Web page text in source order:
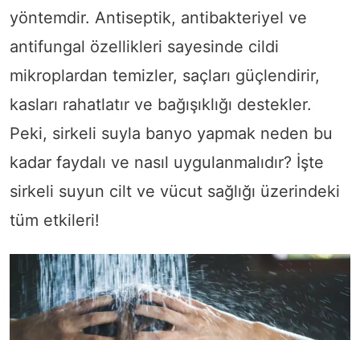
yöntemdir. Antiseptik, antibakteriyel ve
antifungal özellikleri sayesinde cildi
mikroplardan temizler, saçları güçlendirir,
kasları rahatlatır ve bağışıklığı destekler.
Peki, sirkeli suyla banyo yapmak neden bu
kadar faydalı ve nasıl uygulanmalıdır? İşte
sirkeli suyun cilt ve vücut sağlığı üzerindeki
tüm etkileri!